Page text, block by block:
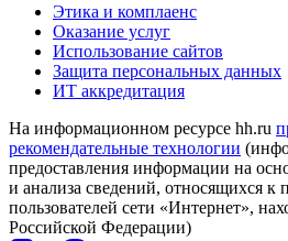
Этика и комплаенс
Оказание услуг
Использование сайтов
Защита персональных данных
ИТ аккредитация
На информационном ресурсе hh.ru
рекомендательные технологии
предоставления информации на
и анализа сведений, относящихся к
пользователей сети «Интернет»,
Российской Федерации)